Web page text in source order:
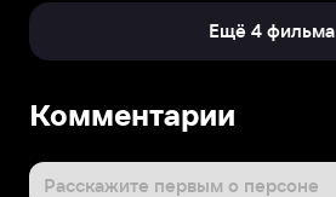
Ещё 4 фильма
Комментарии
Расскажите первым о персоне